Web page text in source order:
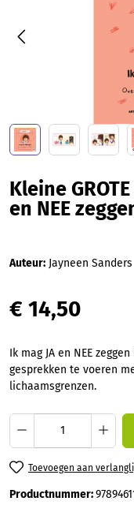
Kleine
en NEE
Auteur: Jayneen Sanders
€ 14,50
Ik mag JA en NEE
gesprekken te voeren
lichaamsgrenzen.
Toevoegen aan
Productnummer: